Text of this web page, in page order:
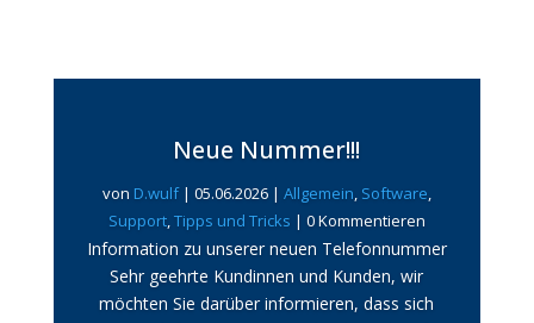
Neue Nummer!!!
von D.wulf| 05.06.2026| Allgemein, Software,
Support,Tipps und Tricks | 0 Kommentieren
Information zu unserer neuen Telefonnummer
Sehr geehrte Kundinnen und Kunden, wir
möchten Sie darüber informieren, dass sich